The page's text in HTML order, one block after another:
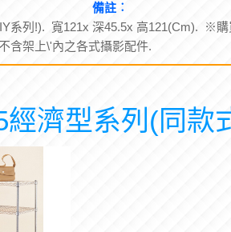
備註︰
系列!). 寬121x 深45.5x 高121(Cm). ※購
含架上\'內之各式攝影配件.
經濟型系列(同款